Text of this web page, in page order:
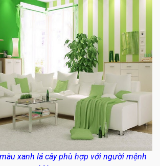
xanh lá cây phù hợp với người mệnh